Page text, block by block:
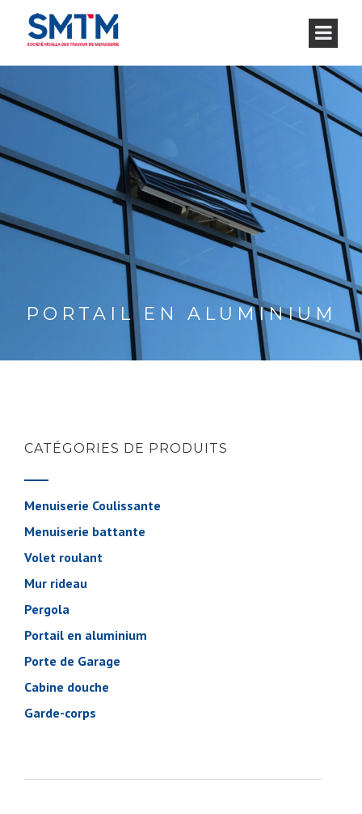
PORTAIL EN ALUMINIUM
CATÉGORIES DE PRODUITS
Menuiserie Coulissante
Menuiserie battante
Volet roulant
Mur rideau
Pergola
Portail en aluminium
Porte de Garage
Cabine douche
Garde-corps